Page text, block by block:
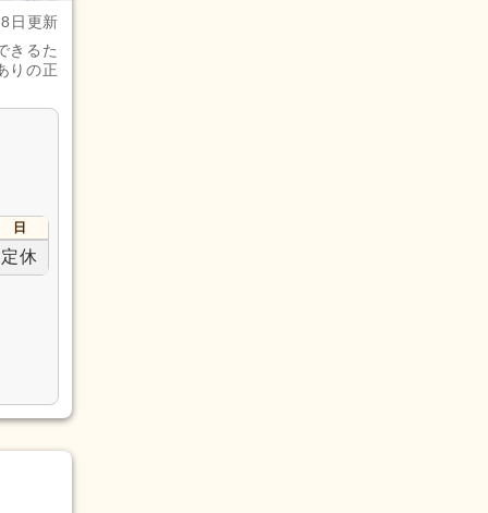
日更新
きるた
りの正
日
定休